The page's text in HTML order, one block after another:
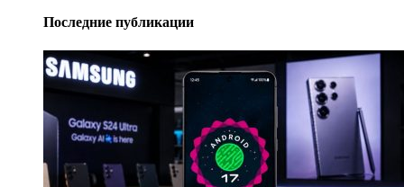
Последние публикации